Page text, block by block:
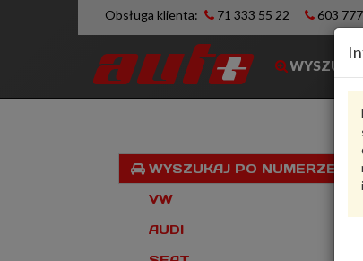
Obsługa klienta: 71 333 55 22 603
WYSZUKAJ PO NUMERZE
VW
AUDI